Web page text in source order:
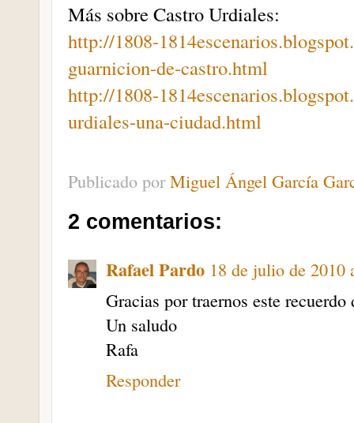
Más sobre Castro Urdiales:
http://1808-
guarnicion-de-castro.html
http://1808-
urdiales-una-ciudad.html
Publicado porMiguel Ángel García
2 comentarios:
Rafael Pardo 18 de julio de 2010
Gracias por traernos este
Un saludo
Rafa
Responder